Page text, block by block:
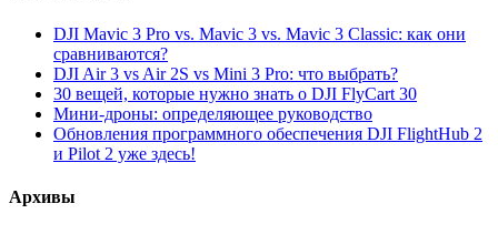
DJI Mavic 3 Pro vs. Mavic 3 vs. Mavic 3 Classic: как они
сравниваются?
DJI Air 3 vs Air 2S vs Mini 3 Pro: что выбрать?
30 вещей, которые нужно знать о DJI FlyCart 30
Мини-дроны: определяющее руководство
Обновления программного обеспечения DJI FlightHub 2
и Pilot 2 уже здесь!
Архивы